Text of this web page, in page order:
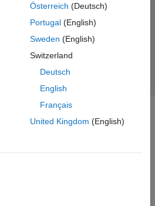
Österreich (Deutsch)
Portugal(English)
Sweden (English)
Switzerland
Deutsch
English
Français
United Kingdom (English)
Inc.